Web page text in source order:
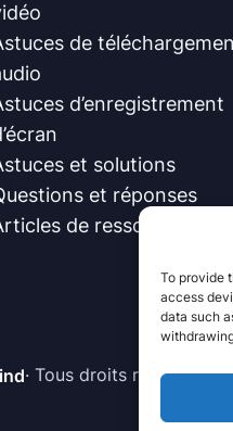
To provide
access
data such
de
d’enregistrement
et solutions
et réponses
de ressources
· Tous droits réservés.